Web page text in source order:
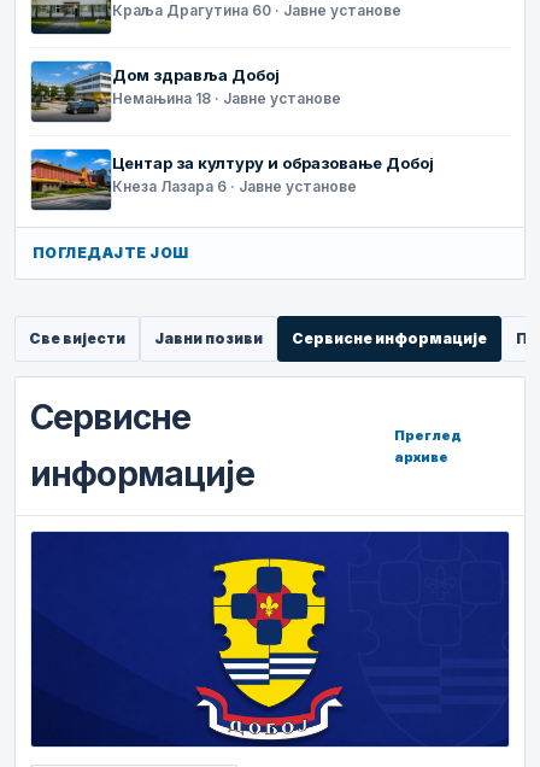
Краља Драгутина 60 · Јавне установе
Дом здравља Добој
Немањина 18 · Јавне установе
Центар за културу и образовање Добој
Кнеза Лазара 6 · Јавне установе
ПОГЛЕДАЈТЕ ЈОШ
Све вијести Јавни позиви Сервисне информације
Сервисне
информације
Преглед
архиве